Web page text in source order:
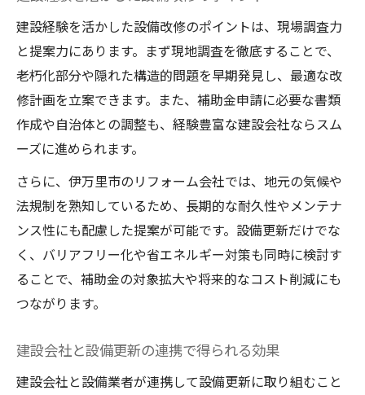
建設経験を活かした設備改修のポイントは、現場調査力
と提案力にあります。まず現地調査を徹底することで、
老朽化部分や隠れた構造的問題を早期発見し、最適な改
修計画を立案できます。また、補助金申請に必要な書類
作成や自治体との調整も、経験豊富な建設会社ならスム
ーズに進められます。
さらに、伊万里市のリフォーム会社では、地元の気候や
法規制を熟知しているため、長期的な耐久性やメンテナ
ンス性にも配慮した提案が可能です。設備更新だけでな
く、バリアフリー化や省エネルギー対策も同時に検討す
ることで、補助金の対象拡大や将来的なコスト削減にも
つながります。
建設会社と設備更新の連携で得られる効果
建設会社と設備業者が連携して設備更新に取り組むこと